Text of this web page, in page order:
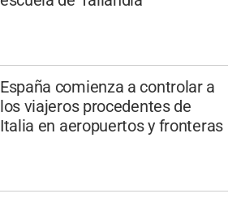
España comienza a controlar a
los viajeros procedentes de
Italia en aeropuertos y fronteras